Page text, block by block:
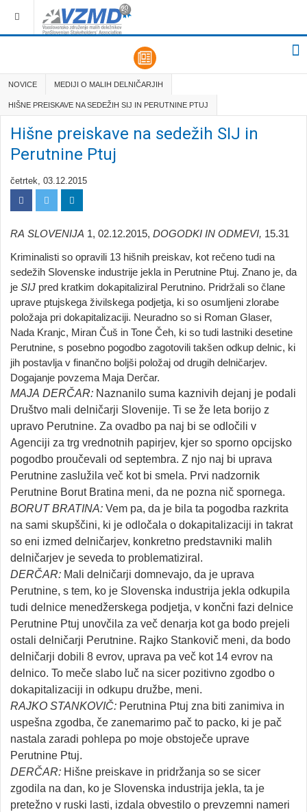
NOVICE MEDIJI O MALIH DELNIČARJIH
HIŠNE PREISKAVE NA SEDEŽIH SIJ IN PERUTNINE PTUJ
Hišne preiskave na sedežih SIJ in
Perutnine Ptuj
četrtek, 03.12.2015
RA SLOVENIJA 1, 02.12.2015, DOGODKI IN ODMEVI, 15.31
Kriminalisti so opravili 13 hišnih preiskav, kot rečeno tudi na
sedežih Slovenske industrije jekla in Perutnine Ptuj. Znano je, da
je SIJ pred kratkim dokapitaliziral Perutnino. Pridržali so člane
uprave ptujskega živilskega podjetja, ki so osumljeni zlorabe
položaja pri dokapitalizaciji. Neuradno so si Roman Glaser,
Nada Kranjc, Miran Čuš in Tone Čeh, ki so tudi lastniki desetine
Perutnine, s posebno pogodbo zagotovili takšen odkup delnic, ki
jih postavlja v finančno boljši položaj od drugih delničarjev.
Dogajanje povzema Maja Derčar.
MAJA DERČAR: Naznanilo suma kaznivih dejanj je podali
Društvo mali delničarji Slovenije. Ti se že leta borijo z
upravo Perutnine. Za ovadbo pa naj bi se odločili v
Agenciji za trg vrednotnih papirjev, kjer so sporno opcijsko
pogodbo proučevali od septembra. Z njo naj bi uprava
Perutnine zaslužila več kot bi smela. Prvi nadzornik
Perutnine Borut Bratina meni, da ne pozna nič spornega.
BORUT BRATINA: Vem pa, da je bila ta pogodba razkrita
na sami skupščini, ki je odločala o dokapitalizaciji in takrat
so eni izmed delničarjev, konkretno predstavniki malih
delničarjev je seveda to problematiziral.
DERČAR: Mali delničarji domnevajo, da je uprava
Perutnine, s tem, ko je Slovenska industrija jekla odkupila
tudi delnice menedžerskega podjetja, v končni fazi delnice
Perutnine Ptuj unovčila za več denarja kot ga bodo prejeli
ostali delničarji Perutnine. Rajko Stankovič meni, da bodo
delničarji dobili 8 evrov, uprava pa več kot 14 evrov na
delnico. To meče slabo luč na sicer pozitivno zgodbo o
dokapitalizaciji in odkupu družbe, meni.
RAJKO STANKOVIČ: Perutnina Ptuj zna biti zanimiva in
uspešna zgodba, če zanemarimo pač to packo, ki je pač
nastala zaradi pohlepa po moje obstoječe uprave
Perutnine Ptuj.
DERČAR: Hišne preiskave in pridržanja so se sicer
zgodila na dan, ko je Slovenska industrija jekla, ta je
pretežno v ruski lasti, izdala obvestilo o prevzemni nameri